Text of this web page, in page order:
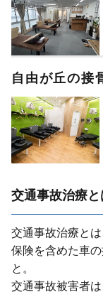
自由が丘の接
交通事故治療と
交通事故治療と
保険を含めた⾞
と。
交通事故被害者